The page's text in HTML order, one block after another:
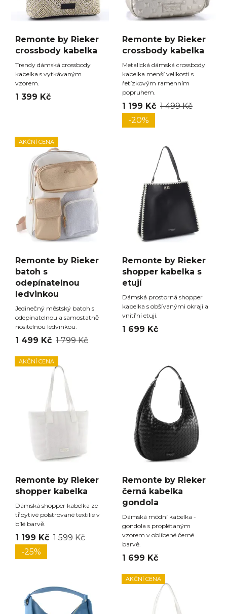
Remonte by Rieker
crossbody kabelka
Trendy dámská crossbody
kabelka s vytkávaným
vzorem.
1 399 Kč
Remonte by Rieker
crossbody kabelka
Metalická dámská crossbody
kabelka menší velikosti s
řetízkovým ramenním
popruhem.
1 199 Kč 1 499 Kč
-20%
AKČNÍ CENA
Remonte by Rieker
batoh s
odepínatelnou
ledvinkou
Jedinečný městský batoh s
odepínatelnou a samostatně
nositelnou ledvinkou.
1 499 Kč 1 799 Kč
Remonte by Rieker
shopper kabelka s
etují
Dámská prostorná shopper
kabelka s obšívanými okraji a
vnitřní etují.
1 699 Kč
AKČNÍ CENA
Remonte by Rieker
shopper kabelka
Dámská shopper kabelka ze
třpytivé polstrované textilie v
bílé barvě.
1 199 Kč 1 599 Kč
-25%
Remonte by Rieker
černá kabelka
gondola
Dámská módní kabelka -
gondola s proplétaným
vzorem v oblíbené černé
barvě.
1 699 Kč
AKČNÍ CENA